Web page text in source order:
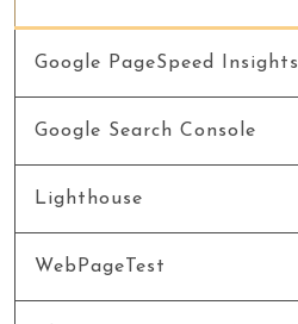
Google PageSpeed Insights
Google Search Console
Lighthouse
WebPageTest